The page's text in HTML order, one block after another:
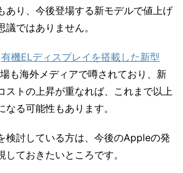
あり、今後登場する新モデルで値上げ
ではありません。
有機ELディスプレイを搭載した新型
も海外メディアで噂されており、新
ストの上昇が重なれば、これまで以上
る可能性もあります。
検討している方は、今後のAppleの発
ておきたいところです。